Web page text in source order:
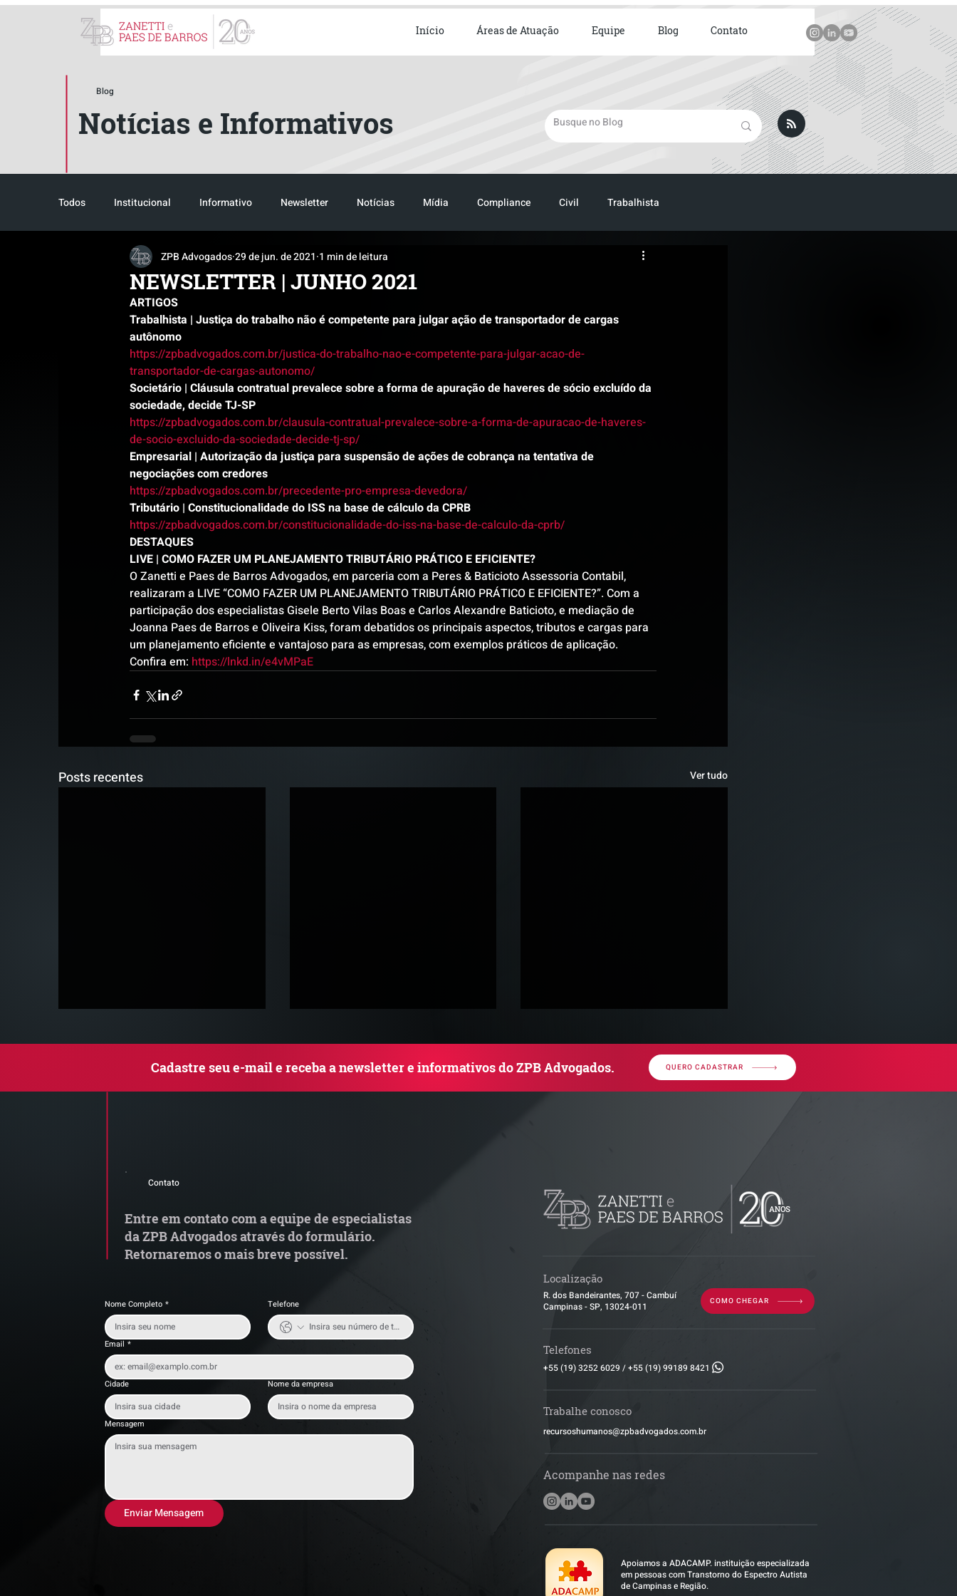
Início Áreas de Atuação Equipe Blog Contato
Blog
Notícias e Informativos
Todos Institucional Informativo Newsletter Notícias Mídia Compliance Civil Trabalhista
Reconhecimento Tributário Pós-evento TRANSPORTE
NEWSLETTER | JUNHO 2021
ZPB Advogados29 de jun. de 2021 1 min de leitura
ARTIGOS
Trabalhista | Justiça do trabalho não é competente para julgar ação de transportador de cargas
autônomo
https://zpbadvogados.com.br/justica-do-trabalho-nao-e-competente-para-julgar-acao-de-
transportador-de-cargas-autonomo/
Societário | Cláusula contratual prevalece sobre a forma de apuração de haveres de sócio excluído da
sociedade, decide TJ-SP
https://zpbadvogados.com.br/clausula-contratual-prevalece-sobre-a-forma-de-apuracao-de-haveres-
de-socio-excluido-da-sociedade-decide-tj-sp/
Empresarial | Autorização da justiça para suspensão de ações de cobrança na tentativa de
negociações com credores
https://zpbadvogados.com.br/precedente-pro-empresa-devedora/
Tributário | Constitucionalidade do ISS na base de cálculo da CPRB
https://zpbadvogados.com.br/constitucionalidade-do-iss-na-base-de-calculo-da-cprb/
DESTAQUES
LIVE | COMO FAZER UM PLANEJAMENTO TRIBUTÁRIO PRÁTICO E EFICIENTE?
O Zanetti e Paes de Barros Advogados, em parceria com a Peres & Baticioto Assessoria Contabil,
realizaram a LIVE “COMO FAZER UM PLANEJAMENTO TRIBUTÁRIO PRÁTICO E EFICIENTE?”. Com a
participação dos especialistas Gisele Berto Vilas Boas e Carlos Alexandre Baticioto, e mediação de
Joanna Paes de Barros e Oliveira Kiss, foram debatidos os principais aspectos, tributos e cargas para
um planejamento eficiente e vantajoso para as empresas, com exemplos práticos de aplicação.
Confira em: https://lnkd.in/e4vMPaE
Posts recentes Ver tudo
Alerta de Tentativa de
de ITBI na integralização de
capital social não é
condicionada à atividade da
Cadastre seu e-mail e receba a newsletter e informativos do ZPB Advogados. QUERO CADASTRAR
Contato
Entre em contato com a equipe de especialistas
da ZPB Advogados através do formulário.
Retornaremos o mais breve possível.
Nome Completo * Telefone
Email *
Cidade Nome da empresa
Mensagem
Enviar Mensagem
Localização
R. dos Bandeirantes, 707 - Cambuí
Campinas - SP, 13024-011
COMO CHEGAR
Telefones
+55 (19) 3252 6029 /+55 (19) 99189 8421
Trabalhe conosco
​recursoshumanos@zpbadvogados.com.br
Acompanhe nas redes
Apoiamos a ADACAMP. instituição especializada
em pessoas com Transtorno do Espectro Autista
de Campinas e Região.